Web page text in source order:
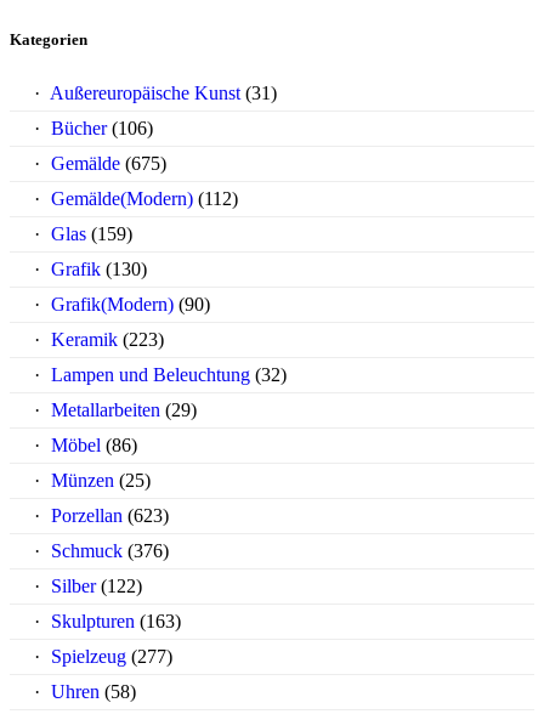
Kategorien
Außereuropäische Kunst (31)
Bücher (106)
Gemälde (675)
Gemälde(Modern) (112)
Glas (159)
Grafik (130)
Grafik(Modern) (90)
Keramik (223)
Lampen und Beleuchtung (32)
Metallarbeiten (29)
Möbel (86)
Münzen (25)
Porzellan (623)
Schmuck (376)
Silber (122)
Skulpturen (163)
Spielzeug (277)
Uhren (58)